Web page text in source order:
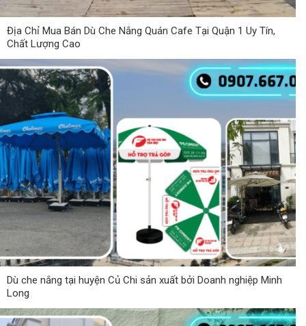
Địa Chỉ Mua Bán Dù Che Nắng Quán Cafe Tại Quận 1 Uy Tín,
Chất Lượng Cao
Dù che nắng tại huyện Củ Chi sản xuất bởi Doanh nghiệp Minh
Long